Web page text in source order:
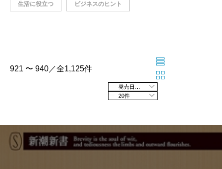
生活に役立つ ビジネスのヒント
921 〜 940／全1,125件
20件